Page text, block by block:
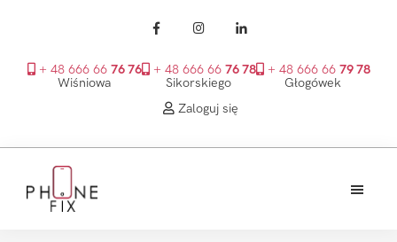
+ 48 666 66 76 76
Wiśniowa
+ 48 666 66 76 78
Sikorskiego
+ 48 666 66 79 78
Głogówek
Zaloguj się
głównego